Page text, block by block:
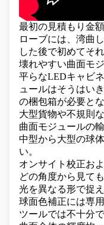
最初の見積もり金
ローブには、湾曲
した後で初めてそ
壊れやすい曲面モ
平らなLEDキャビ
ュールはそうはい
の梱包箱が必要と
大型貨物や不規則
曲面モジュールの
中型から大型の球
い。
オンサイト校正お
どの角度から見て
光を異なる形で捉
球面色補正には専
ツールでは不十分で